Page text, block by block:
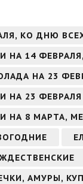
КО ДНЮ
НА 14
НА 23
НА 23
НА 8 МАРТА,
АМУРЫ,